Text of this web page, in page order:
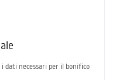
dati necessari per il bonifico